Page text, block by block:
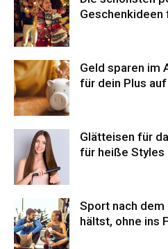
Geschenkideen
Geld sparen im
für dein Plus
Glätteisen für
für heiße Styles
Sport nach dem
hältst, ohne ins